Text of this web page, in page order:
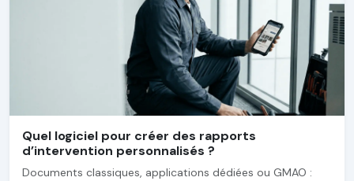
Quel logiciel pour créer des rapports
d’intervention personnalisés ?
Documents classiques, applications dédiées ou GMAO :